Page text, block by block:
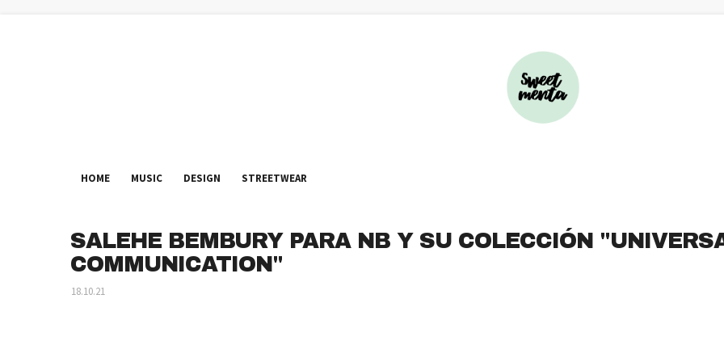
HOME MUSIC DESIGN STREETWEAR
SALEHE BEMBURY PARA NB Y SU COLECCIÓN
COMMUNICATION"
18.10.21